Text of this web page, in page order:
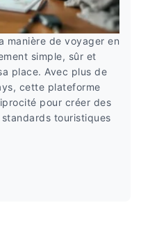
manière de voyager en
simple, sûr et
place. Avec plus de
cette plateforme
pour créer des
touristiques